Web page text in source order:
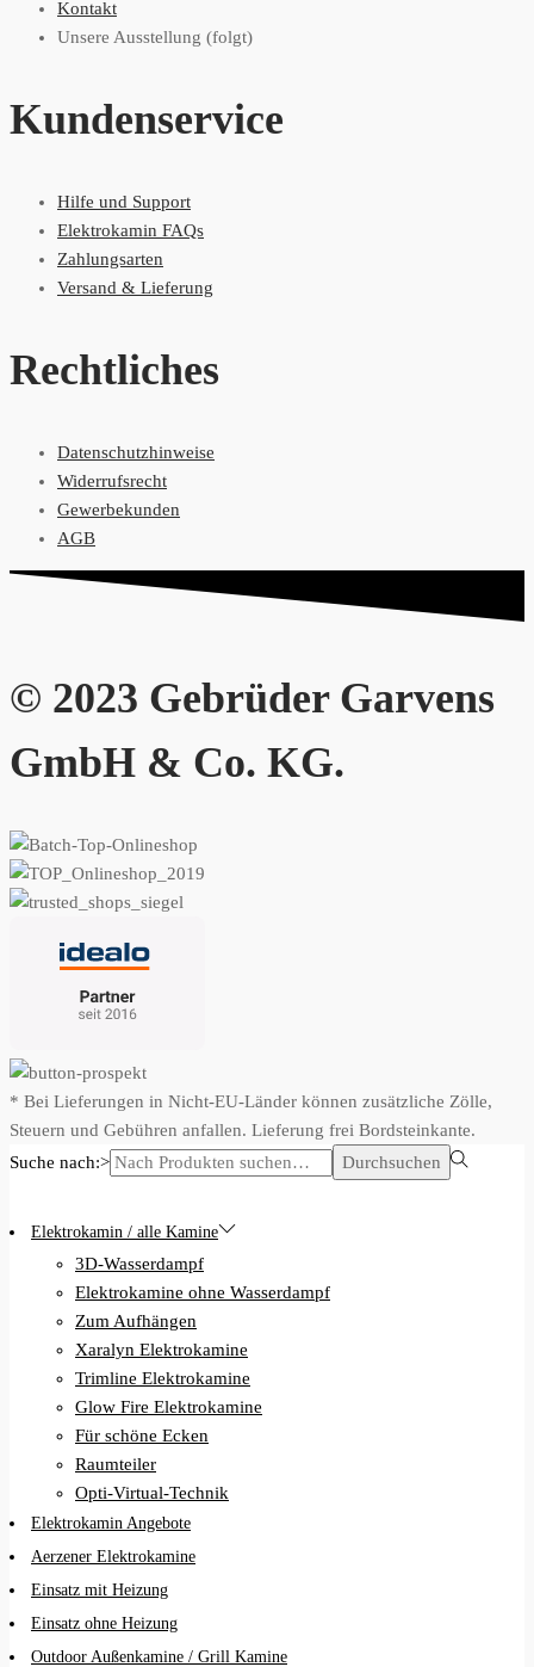
Kontakt
Unsere Ausstellung (folgt)
Kundenservice
Hilfe und Support
Elektrokamin FAQs
Zahlungsarten
Versand & Lieferung
Rechtliches
Datenschutzhinweise
Widerrufsrecht
Gewerbekunden
AGB
© 2023 Gebrüder Garvens
GmbH & Co. KG.
* Bei Lieferungen in Nicht-EU-Länder können zusätzliche Zölle,
Steuern und Gebühren anfallen. Lieferung frei Bordsteinkante.
Suche nach:>
Durchsuchen
Elektrokamin / alle Kamine
3D-Wasserdampf
Elektrokamine ohne Wasserdampf
Zum Aufhängen
Xaralyn Elektrokamine
Trimline Elektrokamine
Glow Fire Elektrokamine
Für schöne Ecken
Raumteiler
Opti-Virtual-Technik
Elektrokamin Angebote
Aerzener Elektrokamine
Einsatz mit Heizung
Einsatz ohne Heizung
Outdoor Außenkamine / Grill Kamine